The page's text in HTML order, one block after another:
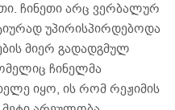
ჩინეთი არც ვერბალურ
უპირისპირდებოდა
მიერ გადადგმულ
ჩინელმა
იყო, ის რომ რეჟიმის